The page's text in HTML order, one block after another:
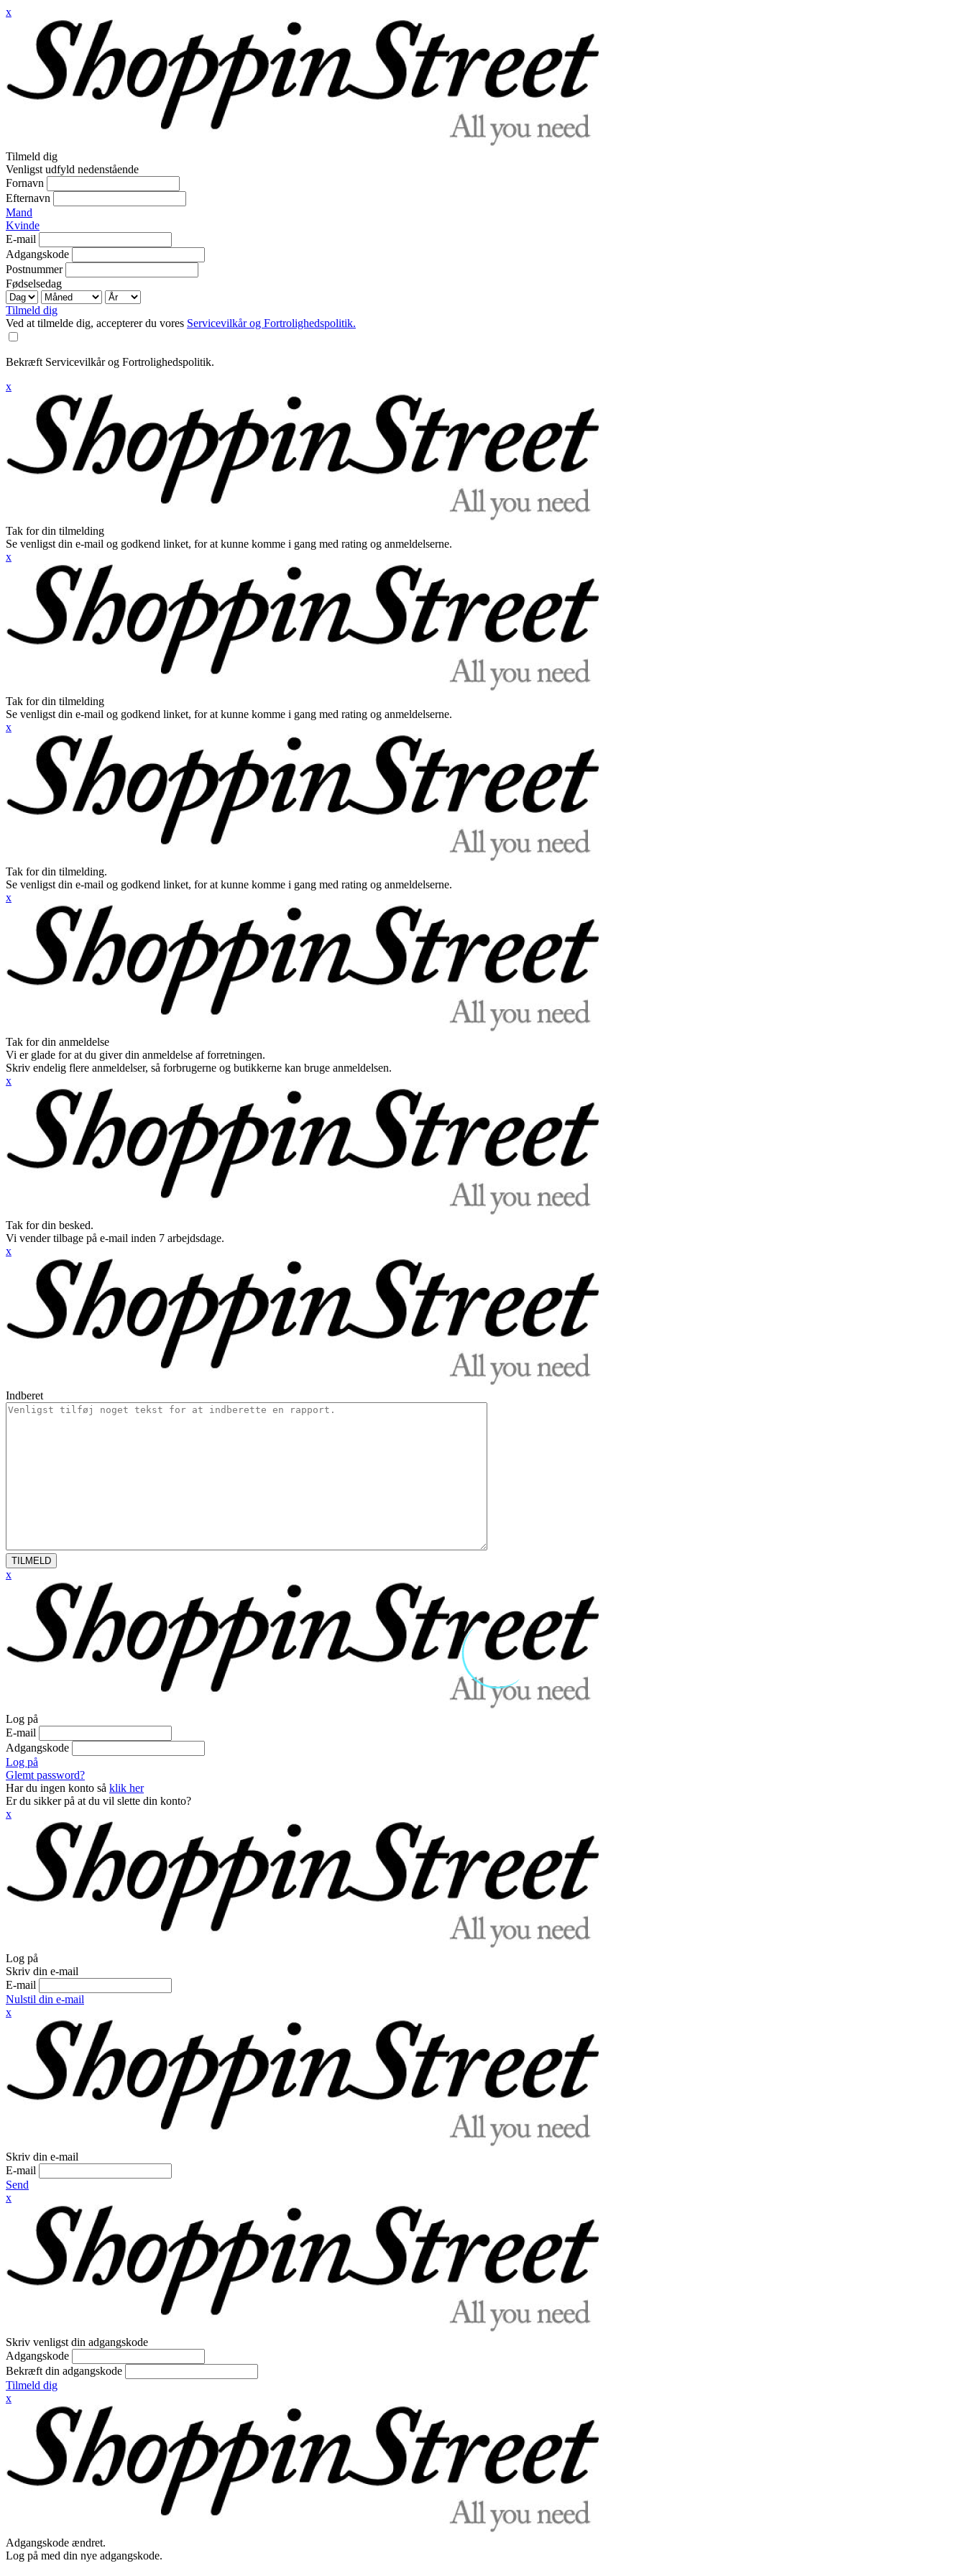
x
Tilmeld dig
Venligst udfyld nedenstående
Fornavn
Efternavn
Mand
Kvinde
E-mail
Adgangskode
Postnummer
Fødselsedag
Tilmeld dig
Ved at tilmelde dig, accepterer du vores Servicevilkår og Fortrolighedspolitik.
Bekræft Servicevilkår og Fortrolighedspolitik.
x
Tak for din tilmelding
Se venligst din e-mail og godkend linket, for at kunne komme i gang med rating og anmeldelserne.
x
Tak for din tilmelding
Se venligst din e-mail og godkend linket, for at kunne komme i gang med rating og anmeldelserne.
x
Tak for din tilmelding.
Se venligst din e-mail og godkend linket, for at kunne komme i gang med rating og anmeldelserne.
x
Tak for din anmeldelse
Vi er glade for at du giver din anmeldelse af forretningen.
Skriv endelig flere anmeldelser, så forbrugerne og butikkerne kan bruge anmeldelsen.
x
Tak for din besked.
Vi vender tilbage på e-mail inden 7 arbejdsdage.
x
Indberet
TILMELD
x
Log på
E-mail
Adgangskode
Log på
Glemt password?
Har du ingen konto så klik her
Er du sikker på at du vil slette din konto?
x
Log på
Skriv din e-mail
E-mail
Nulstil din e-mail
x
Skriv din e-mail
E-mail
Send
x
Skriv venligst din adgangskode
Adgangskode
Bekræft din adgangskode
Tilmeld dig
x
Adgangskode ændret.
Log på med din nye adgangskode.